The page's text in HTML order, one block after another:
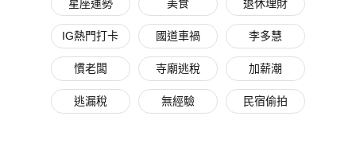
星座運勢 美食 退休理財
IG熱門打卡 國道車禍 李多慧
慣老闆 寺廟逃稅 加薪潮
逃漏稅 無經驗 民宿偷拍